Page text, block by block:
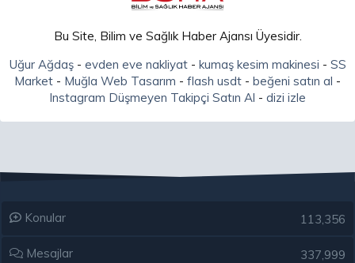
Bu Site, Bilim ve Sağlık Haber Ajansı Üyesidir.
Uğur Ağdaş- evden eve nakliyat- kumaş kesim makinesi - SS
Market - Muğla Web Tasarım - flash usdt - beğeni satın al -
Instagram Düşmeyen Takipçi Satın Al - dizi izle
Konular 113,356
Mesajlar 337,999